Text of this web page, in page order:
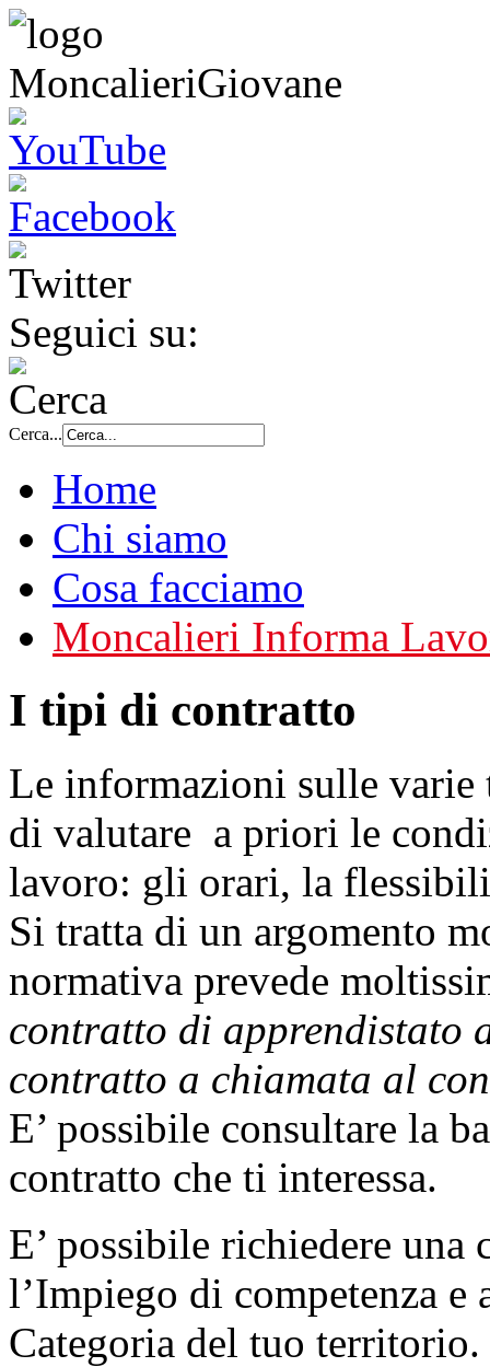
Seguici su:
Cerca...
Home
Chi siamo
Cosa facciamo
Moncalieri Informa
I tipi di contratto
Le informazioni sulle
di valutare a priori le
lavoro: gli orari, la
Si tratta di un argomento
normativa prevede
contratto di apprendistato
contratto a chiamata al
E’ possibile consultare la
contratto che ti interessa.
E’ possibile richiedere una
l’Impiego di competenza
Categoria del tuo territorio.